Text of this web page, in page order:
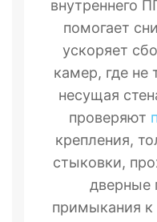
внутреннего
помогает
ускоряет
камер, где не
несущая
проверяют
крепления,
стыковки,
дверные
примыкания к